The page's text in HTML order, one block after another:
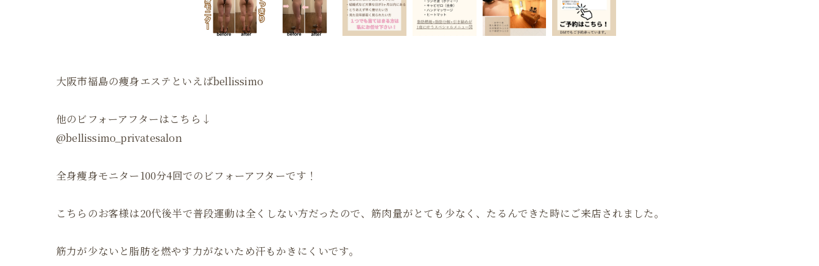
大阪市福島の痩身エステといえばbellissimo
他のビフォーアフターはこちら↓
@bellissimo_privatesalon
全身痩身モニター100分4回でのビフォーアフターです！
こちらのお客様は20代後半で普段運動は全くしない方だったので、筋肉量がとても少なく、たるんできた時にご来店されました。
筋力が少ないと脂肪を燃やす力がないため汗もかきにくいです。